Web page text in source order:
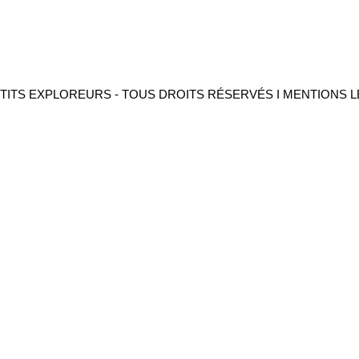
EXPLOREURS - TOUS DROITS RÉSERVÉS I MENTIONS